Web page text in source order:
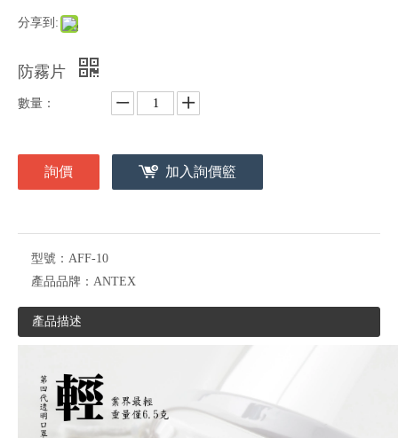
分享到:
防霧片
數量：
詢價 加入詢價籃
型號： AFF-10
產品品牌： ANTEX
產品描述